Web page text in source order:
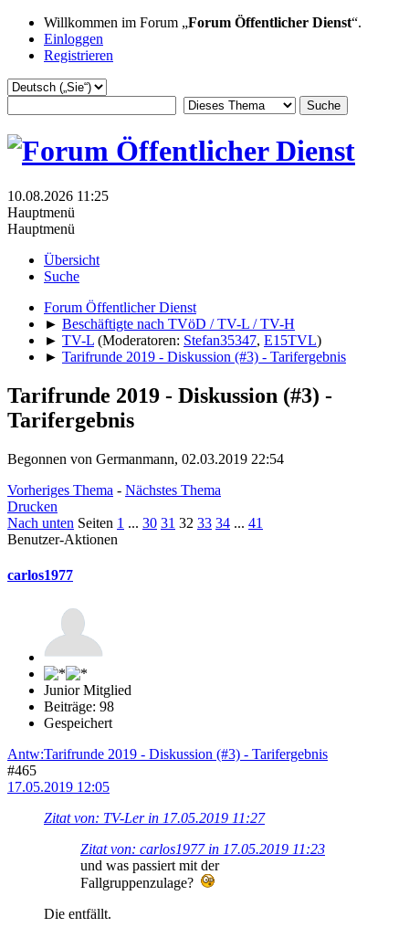
Willkommen im Forum „Forum Öffentlicher Dienst“.
Einloggen
Registrieren
10.08.2026 11:25
Hauptmenü
Hauptmenü
Übersicht
Suche
Forum Öffentlicher Dienst
► Beschäftigte nach TVöD / TV-L / TV-H
► TV-L (Moderatoren: Stefan35347, E15TVL)
► Tarifrunde 2019 - Diskussion (#3) - Tarifergebnis
Tarifrunde 2019 - Diskussion (#3) -
Tarifergebnis
Begonnen von Germanmann, 02.03.2019 22:54
Vorheriges Thema - Nächstes Thema
Drucken
Nach unten Seiten 1 ... 30 31 32 33 34 ... 41
Benutzer-Aktionen
carlos1977
Junior Mitglied
Beiträge: 98
Gespeichert
Antw:Tarifrunde 2019 - Diskussion (#3) - Tarifergebnis
#465
17.05.2019 12:05
Zitat von: TV-Ler in 17.05.2019 11:27
Zitat von: carlos1977 in 17.05.2019 11:23
und was passiert mit der
Fallgruppenzulage?
Die entfällt.